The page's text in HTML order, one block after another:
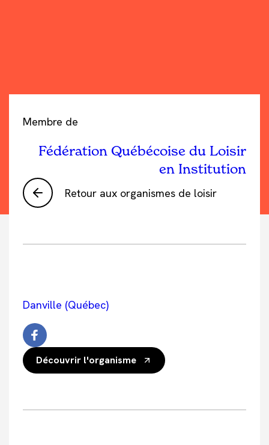
Retour aux organismes de loisir
Membre de
Fédération Québécoise du Loisir
en Institution
Danville (Québec)
Découvrir l'organisme